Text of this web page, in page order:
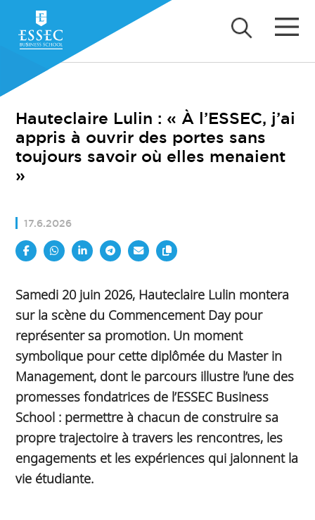
Hauteclaire Lulin : « À l’ESSEC, j’ai
appris à ouvrir des portes sans
toujours savoir où elles menaient
»
17.6.2026
Samedi 20 juin 2026, Hauteclaire Lulin montera
sur la scène du Commencement Day pour
représenter sa promotion. Un moment
symbolique pour cette diplômée du Master in
Management, dont le parcours illustre l’une des
promesses fondatrices de l’ESSEC Business
School : permettre à chacun de construire sa
propre trajectoire à travers les rencontres, les
engagements et les expériences qui jalonnent la
vie étudiante.